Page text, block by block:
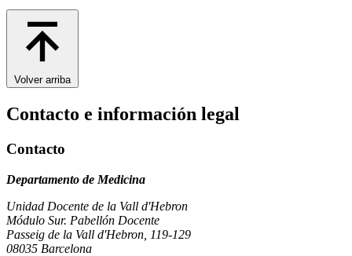
Volver arriba
Contacto e información legal
Contacto
Departamento de Medicina
Unidad Docente de la Vall d'Hebron
Módulo Sur. Pabellón Docente
Passeig de la Vall d'Hebron, 119-129
08035 Barcelona